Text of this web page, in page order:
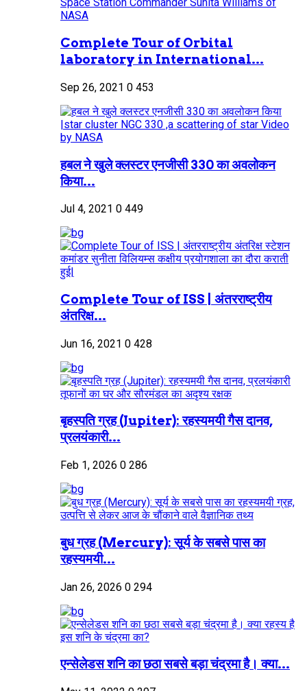
Complete Tour of Orbital
laboratory in International...
Sep 26, 2021 0 453
हबल ने खुले क्लस्टर एनजीसी 330 का अवलोकन
किया...
Jul 4, 2021 0 449
Complete Tour of ISS | अंतरराष्ट्रीय
अंतरिक्ष...
Jun 16, 2021 0 428
बृहस्पति ग्रह (Jupiter): रहस्यमयी गैस दानव,
प्रलयंकारी...
Feb 1, 2026 0 286
बुध ग्रह (Mercury): सूर्य के सबसे पास का
रहस्यमयी...
Jan 26, 2026 0 294
एन्सेलेडस शनि का छठा सबसे बड़ा चंद्रमा है। क्या...